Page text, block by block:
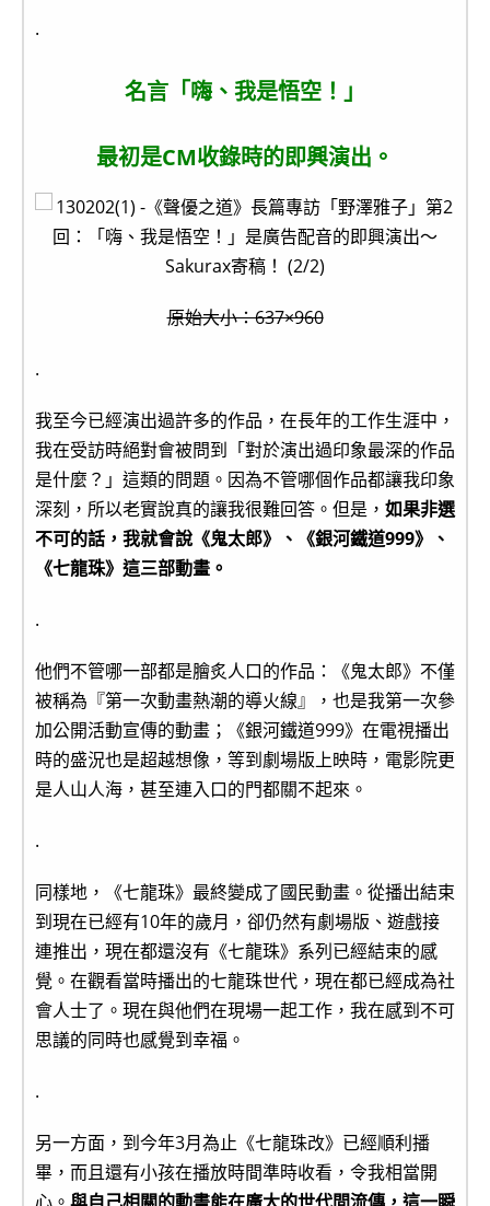
.
名言「嗨、我是悟空！」
最初是CM收錄時的即興演出。
原始大小：637×960
.
我至今已經演出過許多的作品，在長年的工作生涯中，
我在受訪時絕對會被問到「對於演出過印象最深的作品
是什麼？」這類的問題。因為不管哪個作品都讓我印象
深刻，所以老實說真的讓我很難回答。但是， 如果非選
不可的話，我就會說《鬼太郎》、《銀河鐵道999》、
《七龍珠》這三部動畫。
.
他們不管哪一部都是膾炙人口的作品：《鬼太郎》不僅
被稱為『第一次動畫熱潮的導火線』，也是我第一次參
加公開活動宣傳的動畫；《銀河鐵道999》在電視播出
時的盛況也是超越想像，等到劇場版上映時，電影院更
是人山人海，甚至連入口的門都關不起來。
.
同樣地，《七龍珠》最終變成了國民動畫。從播出結束
到現在已經有10年的歲月，卻仍然有劇場版、遊戲接
連推出，現在都還沒有《七龍珠》系列已經結束的感
覺。在觀看當時播出的七龍珠世代，現在都已經成為社
會人士了。現在與他們在現場一起工作，我在感到不可
思議的同時也感覺到幸福。
.
另一方面，到今年3月為止《七龍珠改》已經順利播
畢，而且還有小孩在播放時間準時收看，令我相當開